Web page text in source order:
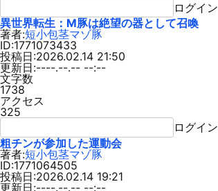
ログイン
異世界転生：M豚は絶望の器として召喚
著者:短小包茎マゾ豚
ID:1771073433
投稿日:2026.02.14 21:50
更新日:----.--.-- --:--
文字数
1738
アクセス
325
ログイン
粗チンが参加した運動会
著者:短小包茎マゾ豚
ID:1771064505
投稿日:2026.02.14 19:21
更新日:----.--.-- --:--